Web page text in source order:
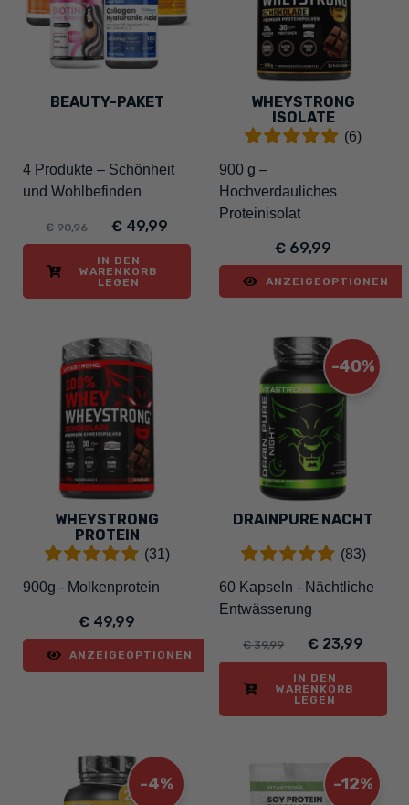
BEAUTY-PAKET
4 Produkte – Schönheit
und Wohlbefinden
€ 90,96 € 49,99
IN DEN
WARENKORB
LEGEN
WHEYSTRONG
ISOLATE
(6)
900 g –
Hochverdauliches
Proteinisolat
€ 69,99
ANZEIGEOPTIONEN
WHEYSTRONG
PROTEIN
(31)
900g - Molkenprotein
€ 49,99
ANZEIGEOPTIONEN
-40%
DRAINPURE NACHT
(83)
60 Kapseln - Nächtliche
Entwässerung
€ 39,99 € 23,99
IN DEN
WARENKORB
LEGEN
-4% -12%